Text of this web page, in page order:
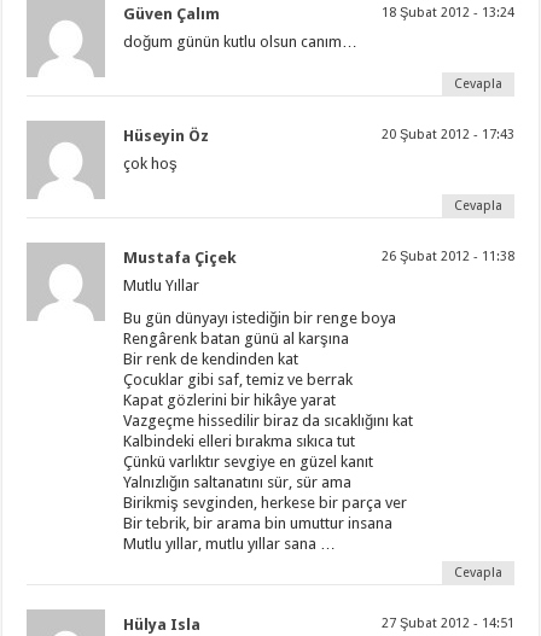
Güven Çalım 18 Şubat 2012 - 13:24
doğum günün kutlu olsun canım…
Cevapla
Hüseyin Öz 20 Şubat 2012 - 17:43
çok hoş
Cevapla
Mustafa Çiçek 26 Şubat 2012 - 11:38
Mutlu Yıllar
Bu gün dünyayı istediğin bir renge boya
Rengârenk batan günü al karşına
Bir renk de kendinden kat
Çocuklar gibi saf, temiz ve berrak
Kapat gözlerini bir hikâye yarat
Vazgeçme hissedilir biraz da sıcaklığını kat
Kalbindeki elleri bırakma sıkıca tut
Çünkü varlıktır sevgiye en güzel kanıt
Yalnızlığın saltanatını sür, sür ama
Birikmiş sevginden, herkese bir parça ver
Bir tebrik, bir arama bin umuttur insana
Mutlu yıllar, mutlu yıllar sana …
Cevapla
Hülya Isla 27 Şubat 2012 - 14:51